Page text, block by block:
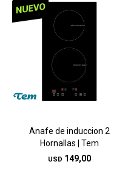
Anafe de induccion 2
Hornallas | Tem
USD 149,00